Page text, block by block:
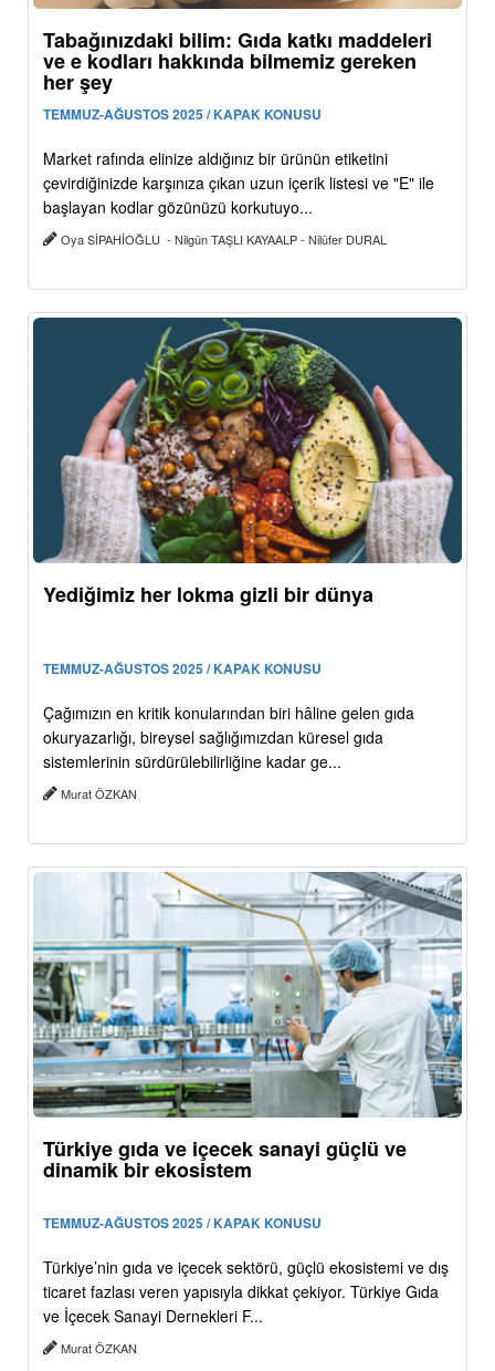
Tabağınızdaki bilim: Gıda katkı maddeleri
ve e kodları hakkında bilmemiz gereken
her şey
TEMMUZ-AĞUSTOS 2025 / KAPAK KONUSU
Market rafında elinize aldığınız bir ürünün etiketini
çevirdiğinizde karşınıza çıkan uzun içerik listesi ve "E" ile
başlayan kodlar gözünüzü korkutuyo...
Oya SİPAHİOĞLU - Nilgün TAŞLI KAYAALP - Nilüfer DURAL
Yediğimiz her lokma gizli bir dünya
TEMMUZ-AĞUSTOS 2025 / KAPAK KONUSU
Çağımızın en kritik konularından biri hâline gelen gıda
okuryazarlığı, bireysel sağlığımızdan küresel gıda
sistemlerinin sürdürülebilirliğine kadar ge...
Murat ÖZKAN
Türkiye gıda ve içecek sanayi güçlü ve
dinamik bir ekosistem
TEMMUZ-AĞUSTOS 2025 / KAPAK KONUSU
Türkiye’nin gıda ve içecek sektörü, güçlü ekosistemi ve dış
ticaret fazlası veren yapısıyla dikkat çekiyor. Türkiye Gıda
ve İçecek Sanayi Dernekleri F...
Murat ÖZKAN